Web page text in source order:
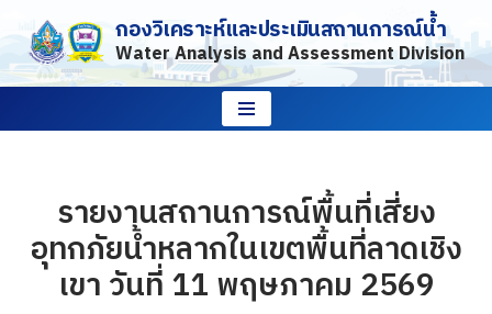
Skip
to
กองวิเคราะห์และประเมินสถานการณ์น้ำ
Water Analysis and Assessment Division
รายงานสถานการณ์พื้นที่เสี่ยง
อุทกภัยน้ำหลากในเขตพื้นที่ลาดเชิง
เขา วันที่ 11 พฤษภาคม 2569